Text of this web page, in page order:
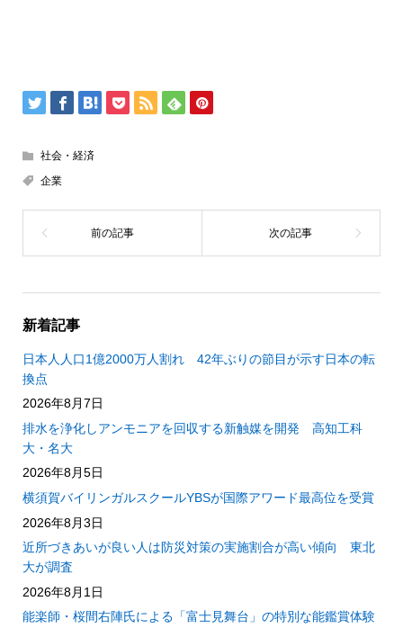
社会・経済
企業
新着記事
日本人人口1億2000万人割れ 42年ぶりの節目が示す日本の転
換点
2026年8月7日
排水を浄化しアンモニアを回収する新触媒を開発 高知工科
大・名大
2026年8月5日
横須賀バイリンガルスクールYBSが国際アワード最高位を受賞
2026年8月3日
近所づきあいが良い人は防災対策の実施割合が高い傾向 東北
大が調査
2026年8月1日
能楽師・桜間右陣氏による「富士見舞台」の特別な能鑑賞体験